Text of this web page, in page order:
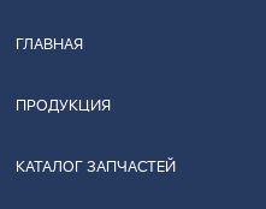
ГЛАВНАЯ
ПРОДУКЦИЯ
КАТАЛОГ ЗАПЧАСТЕЙ